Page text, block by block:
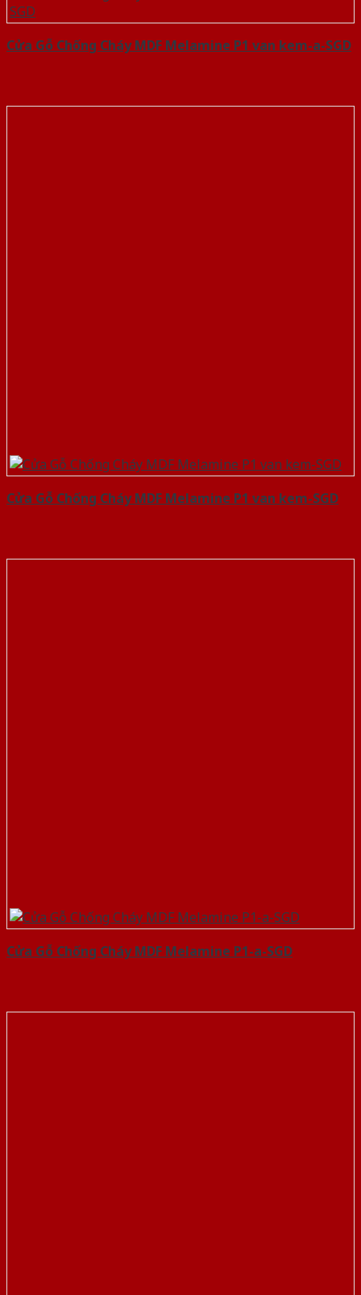
Cửa Gỗ Chống Cháy MDF Melamine P1 van kem-a-SGD
Cửa Gỗ Chống Cháy MDF Melamine P1 van kem-SGD
Cửa Gỗ Chống Cháy MDF Melamine P1-a-SGD